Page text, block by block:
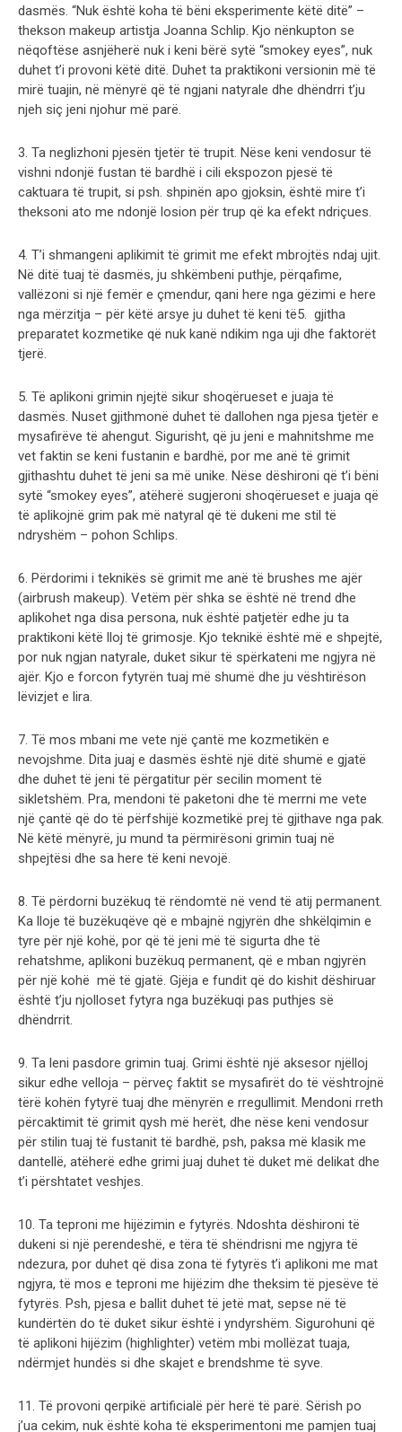
dasmës. “Nuk është koha të bëni eksperimente këtë ditë” –
thekson makeup artistja Joanna Schlip. Kjo nënkupton se
nëqoftëse asnjëherë nuk i keni bërë sytë “smokey eyes”, nuk
duhet t’i provoni këtë ditë. Duhet ta praktikoni versionin më të
mirë tuajin, në mënyrë që të ngjani natyrale dhe dhëndrri t’ju
njeh siç jeni njohur më parë.
3. Ta neglizhoni pjesën tjetër të trupit. Nëse keni vendosur të
vishni ndonjë fustan të bardhë i cili ekspozon pjesë të
caktuara të trupit, si psh. shpinën apo gjoksin, është mire t’i
theksoni ato me ndonjë losion për trup që ka efekt ndriçues.
4. T’i shmangeni aplikimit të grimit me efekt mbrojtës ndaj ujit.
Në ditë tuaj të dasmës, ju shkëmbeni puthje, përqafime,
vallëzoni si një femër e çmendur, qani here nga gëzimi e here
nga mërzitja – për këtë arsye ju duhet të keni të5. gjitha
preparatet kozmetike që nuk kanë ndikim nga uji dhe faktorët
tjerë.
5. Të aplikoni grimin njejtë sikur shoqërueset e juaja të
dasmës. Nuset gjithmonë duhet të dallohen nga pjesa tjetër e
mysafirëve të ahengut. Sigurisht, që ju jeni e mahnitshme me
vet faktin se keni fustanin e bardhë, por me anë të grimit
gjithashtu duhet të jeni sa më unike. Nëse dëshironi që t’i bëni
sytë “smokey eyes”, atëherë sugjeroni shoqërueset e juaja që
të aplikojnë grim pak më natyral që të dukeni me stil të
ndryshëm – pohon Schlips.
6. Përdorimi i teknikës së grimit me anë të brushes me ajër
(airbrush makeup). Vetëm për shka se është në trend dhe
aplikohet nga disa persona, nuk është patjetër edhe ju ta
praktikoni këtë lloj të grimosje. Kjo teknikë është më e shpejtë,
por nuk ngjan natyrale, duket sikur të spërkateni me ngjyra në
ajër. Kjo e forcon fytyrën tuaj më shumë dhe ju vështirëson
lëvizjet e lira.
7. Të mos mbani me vete një çantë me kozmetikën e
nevojshme. Dita juaj e dasmës është një ditë shumë e gjatë
dhe duhet të jeni të përgatitur për secilin moment të
sikletshëm. Pra, mendoni të paketoni dhe të merrni me vete
një çantë që do të përfshijë kozmetikë prej të gjithave nga pak.
Në këtë mënyrë, ju mund ta përmirësoni grimin tuaj në
shpejtësi dhe sa here të keni nevojë.
8. Të përdorni buzëkuq të rëndomtë në vend të atij permanent.
Ka lloje të buzëkuqëve që e mbajnë ngjyrën dhe shkëlqimin e
tyre për një kohë, por që të jeni më të sigurta dhe të
rehatshme, aplikoni buzëkuq permanent, që e mban ngjyrën
për një kohë më të gjatë. Gjëja e fundit që do kishit dëshiruar
është t’ju njolloset fytyra nga buzëkuqi pas puthjes së
dhëndrrit.
9. Ta leni pasdore grimin tuaj. Grimi është një aksesor njëlloj
sikur edhe velloja – përveç faktit se mysafirët do të vështrojnë
tërë kohën fytyrë tuaj dhe mënyrën e rregullimit. Mendoni rreth
përcaktimit të grimit qysh më herët, dhe nëse keni vendosur
për stilin tuaj të fustanit të bardhë, psh, paksa më klasik me
dantellë, atëherë edhe grimi juaj duhet të duket më delikat dhe
t’i përshtatet veshjes.
10. Ta teproni me hijëzimin e fytyrës. Ndoshta dëshironi të
dukeni si një perendeshë, e tëra të shëndrisni me ngjyra të
ndezura, por duhet që disa zona të fytyrës t’i aplikoni me mat
ngjyra, të mos e teproni me hijëzim dhe theksim të pjesëve të
fytyrës. Psh, pjesa e ballit duhet të jetë mat, sepse në të
kundërtën do të duket sikur është i yndyrshëm. Sigurohuni që
të aplikoni hijëzim (highlighter) vetëm mbi mollëzat tuaja,
ndërmjet hundës si dhe skajet e brendshme të syve.
11. Të provoni qerpikë artificialë për herë të parë. Sërish po
j’ua cekim, nuk është koha të eksperimentoni me pamjen tuaj